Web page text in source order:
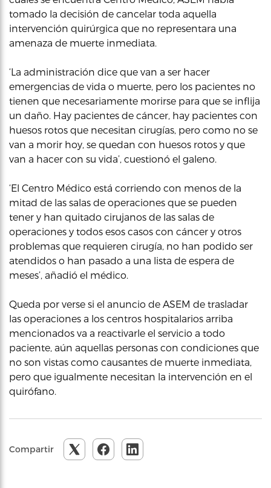
tomado la decisión de cancelar toda aquella
intervención quirúrgica que no representara una
amenaza de muerte inmediata.
‘La administración dice que van a ser hacer
emergencias de vida o muerte, pero los pacientes no
tienen que necesariamente morirse para que se inflija
un daño. Hay pacientes de cáncer, hay pacientes con
huesos rotos que necesitan cirugías, pero como no se
van a morir hoy, se quedan con huesos rotos y que
van a hacer con su vida’, cuestionó el galeno.
‘El Centro Médico está corriendo con menos de la
mitad de las salas de operaciones que se pueden
tener y han quitado cirujanos de las salas de
operaciones y todos esos casos con cáncer y otros
problemas que requieren cirugía, no han podido ser
atendidos o han pasado a una lista de espera de
meses’, añadió el médico.
Queda por verse si el anuncio de ASEM de trasladar
las operaciones a los centros hospitalarios arriba
mencionados va a reactivarle el servicio a todo
paciente, aún aquellas personas con condiciones que
no son vistas como causantes de muerte inmediata,
pero que igualmente necesitan la intervención en el
quirófano.
Compartir